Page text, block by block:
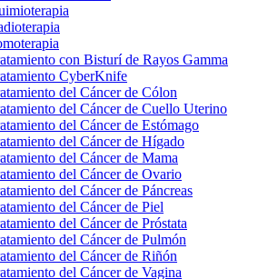
con Bisturí de Rayos Gamma
CyberKnife
del Cáncer de Cólon
del Cáncer de Cuello Uterino
del Cáncer de Estómago
del Cáncer de Hígado
del Cáncer de Mama
del Cáncer de Ovario
del Cáncer de Páncreas
del Cáncer de Piel
del Cáncer de Próstata
del Cáncer de Pulmón
del Cáncer de Riñón
del Cáncer de Vagina